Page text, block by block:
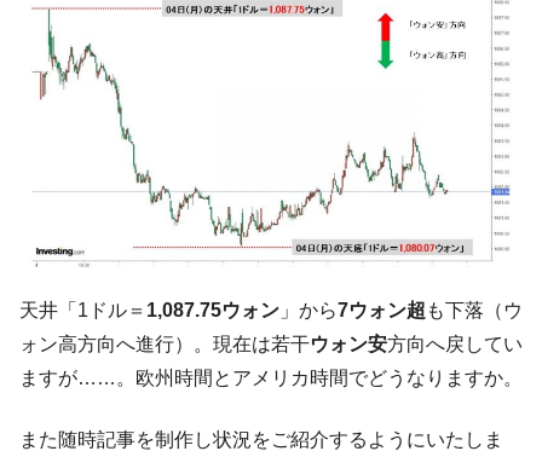
ーにウソのデータを入力したのは明白だ」
『Money1』
韓国･李在明さっそく不動産対策で浅薄な発
言。
『Money1』
韓国は「中国と同じく」投資に不適格な国
『韓国銀行』が「金の保有量を増やしま
す」⇒「金を経由するドル入手」手段ではないのか？
『Money1』
韓国･外為取引量「1日当たり1,214.4億ド
『Money1』
韓国･帰ってきた李在明。李在明を支持しな
い「50.5％」に上昇
『Money1』
韓国大統領府ボンクラ政策室長が告発され
断
天井「1ドル＝ 1,087.75ウォン 」から7ウォン超 も下落（ウ
ォン高方向へ進行）。現在は若干ウォン安方向へ戻してい
ますが……。欧州時間とアメリカ時間でどうなりますか。
また随時記事を制作し状況をご紹介するようにいたしま